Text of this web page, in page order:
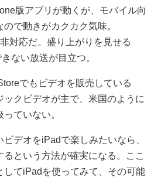
版アプリが動くが、モバイル向
で動きがカクカク気味。
対応だ。盛り上がりを見せる
ない放送が目立つ。
でもビデオを販売している
ックビデオが主で、米国のように
ていない。
デオをiPadで楽しみたいなら、
という方法が確実になる。ここ
してiPadを使ってみて、その可能